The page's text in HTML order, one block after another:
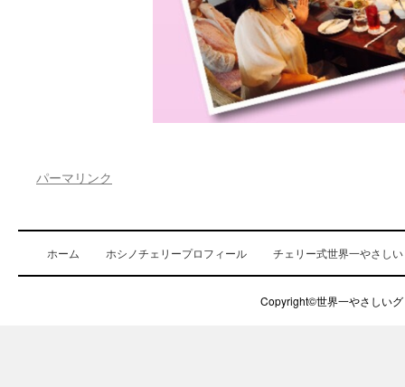
パーマリンク
ホーム ホシノチェリープロフィール チェリー式世界一やさし
Copyright©世界一やさしい